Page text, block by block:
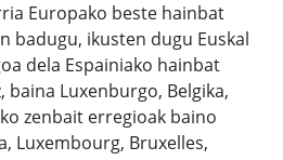
Europako beste hainbat
badugu, ikusten dugu Euskal
dela Espainiako hainbat
Luxenburgo, Belgika,
zenbait erregioak baino
Luxembourg, Bruxelles,